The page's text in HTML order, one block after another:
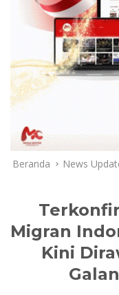
Beranda News
Migran
Kini